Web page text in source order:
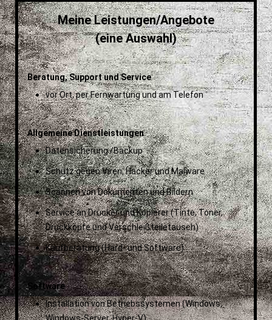
Meine Leistungen/Angebote
(eine Auswahl)
Beratung, Support und Service
vor Ort, per Fernwartung und am Telefon
Allgemeine Dienstleistungen
Datensicherung /Backup
Schutz gegen Viren, Hacker und Malware
Scannen von Dokumenten und Bildern
Service an Drucker und Kopierer (Tinte, Toner,
Druckköpfe und Verschleißteiletausch)
Kaufberatung (Hard- und Software)
Software
Installation von Betriebssystemen (Windows,